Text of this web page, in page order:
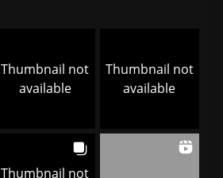
Thumbnail not
available
Thumbnail not
available
Thumbnail not